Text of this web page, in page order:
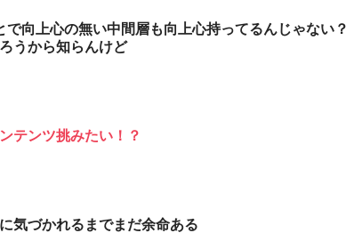
向上心の無い中間層も向上心持ってるんじゃない？
うから知らんけど
テンツ挑みたい！？
気づかれるまでまだ余命ある